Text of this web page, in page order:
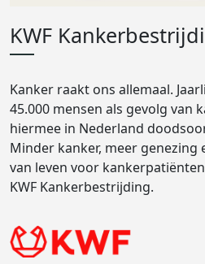
KWF
Kanker raakt ons allemaal.
45.000 mensen als gevolg van
hiermee in Nederland
Minder kanker, meer genezing
van leven voor
KWF Kankerbestrijding.